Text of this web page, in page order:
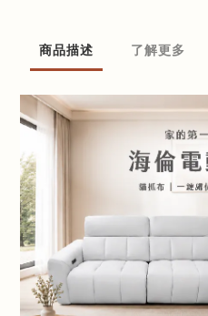
商品描述 了解更多